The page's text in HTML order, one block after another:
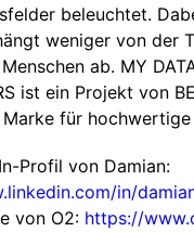
beleuchtet.
weniger von der
ab. MY
ist ein Projekt von
Marke für
Profil von Damian:
in/
von O2: https://